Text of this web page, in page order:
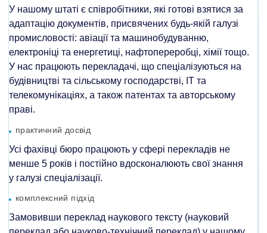
У нашому штаті є співробітники, які готові взятися за
адаптацію документів, присвячених будь-якій галузі
промисловості: авіації та машинобудуванню,
електроніці та енергетиці, нафтопереробці, хімії тощо.
У нас працюють перекладачі, що спеціалізуються на
будівництві та сільському господарстві, IT та
телекомунікаціях, а також патентах та авторському
праві.
практичний досвід
Усі фахівці бюро працюють у сфері перекладів не
менше 5 років і постійно вдосконалюють свої знання
у галузі спеціалізації.
комплексний підхід
Замовивши переклад наукового тексту (науковий